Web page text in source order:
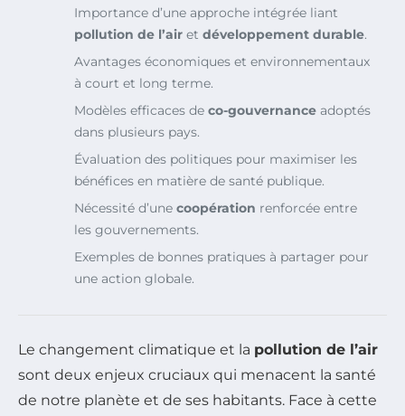
Importance d’une approche intégrée liant
pollution de l’air et développement durable.
Avantages économiques et environnementaux
à court et long terme.
Modèles efficaces de co-gouvernance adoptés
dans plusieurs pays.
Évaluation des politiques pour maximiser les
bénéfices en matière de santé publique.
Nécessité d’une coopération renforcée entre
les gouvernements.
Exemples de bonnes pratiques à partager pour
une action globale.
Le changement climatique et la pollution de l’air
sont deux enjeux cruciaux qui menacent la santé
de notre planète et de ses habitants. Face à cette